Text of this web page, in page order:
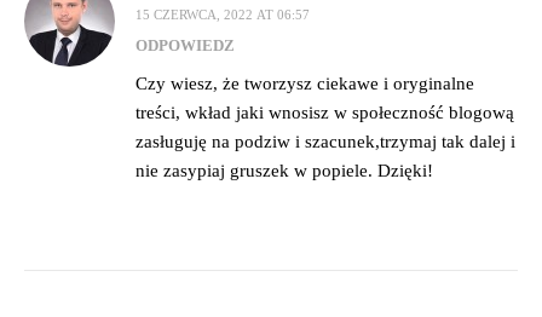
15 CZERWCA, 2022 AT 06:57
ODPOWIEDZ
Czy wiesz, że tworzysz ciekawe i oryginalne
treści, wkład jaki wnosisz w społeczność blogową
zasługuję na podziw i szacunek,trzymaj tak dalej i
nie zasypiaj gruszek w popiele. Dzięki!